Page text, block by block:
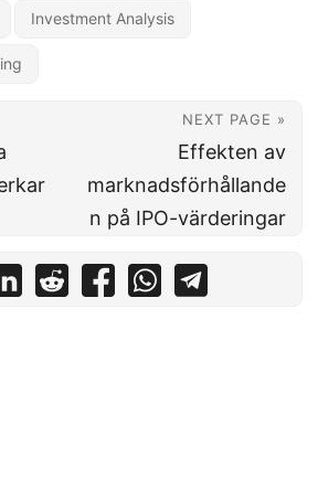
Investment Analysis
NEXT PAGE »
Effekten av
marknadsförhållande
n på IPO-värderingar